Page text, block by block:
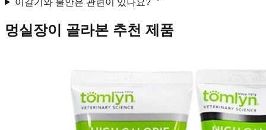
멍실장이 골라본 추천 제품